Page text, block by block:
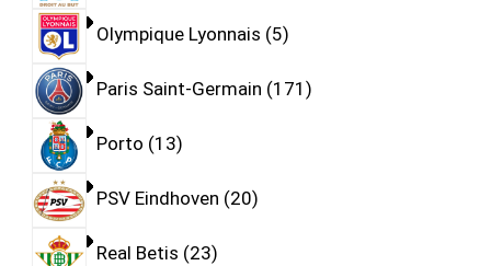
Olympique Lyonnais 5
Paris Saint-Germain 171
Porto 13
PSV Eindhoven 20
Real Betis 23